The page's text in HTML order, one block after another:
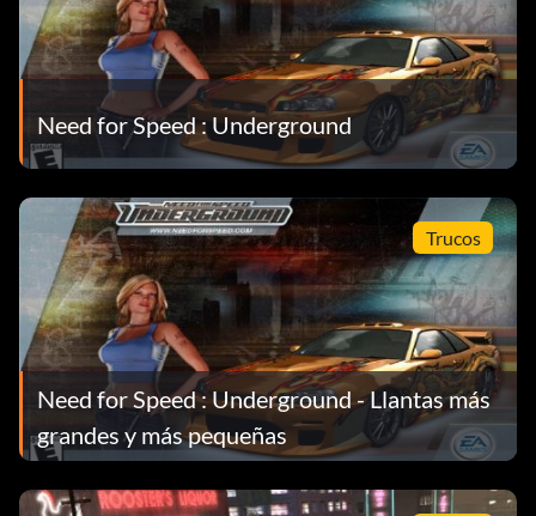
Need for Speed : Underground
Trucos
Need for Speed : Underground - Llantas más
grandes y más pequeñas